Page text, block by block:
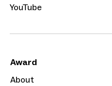
YouTube
Award
About